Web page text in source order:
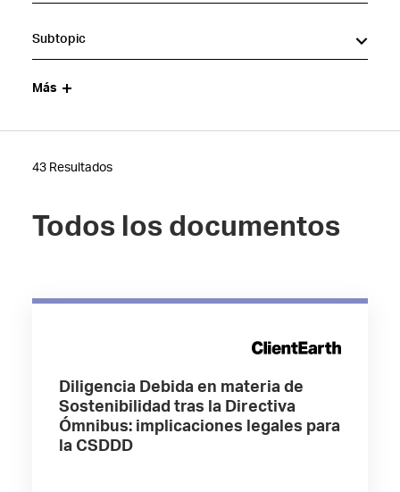
Subtopic
Más
43 Resultados
Todos los documentos
Diligencia Debida en materia de
Sostenibilidad tras la Directiva
Ómnibus: implicaciones legales para
la CSDDD